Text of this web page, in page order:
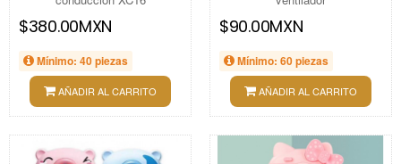
$380.00MXN
Mínimo: 40 piezas
AÑADIR AL CARRITO
$90.00MXN
Mínimo: 60 piezas
AÑADIR AL CARRITO